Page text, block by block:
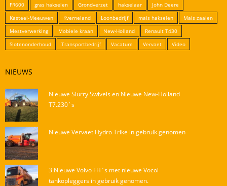
FR600
gras hakselen Grondverzet hakselaar
John Deere
Kasteel-Meeuwen
Kverneland Loonbedrijf mais hakselen
Mais zaaien
Mestverwerking
Mobiele kraan New-Holland
Renault T430
Slotenonderhoud
Transportbedrijf Vacature Vervaet Video
NIEUWS
Nieuwe Slurry Swivels en Nieuwe New-Holland
T7.230`s
Nieuwe Vervaet Hydro Trike in gebruik genomen
3 Nieuwe Volvo FH`s met nieuwe Vocol
tankopleggers in gebruik genomen.